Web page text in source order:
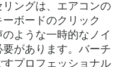
ングは、エアコンの
ボードのクリック
ような一時的なノイ
があります。バーチ
プロフェッショナル